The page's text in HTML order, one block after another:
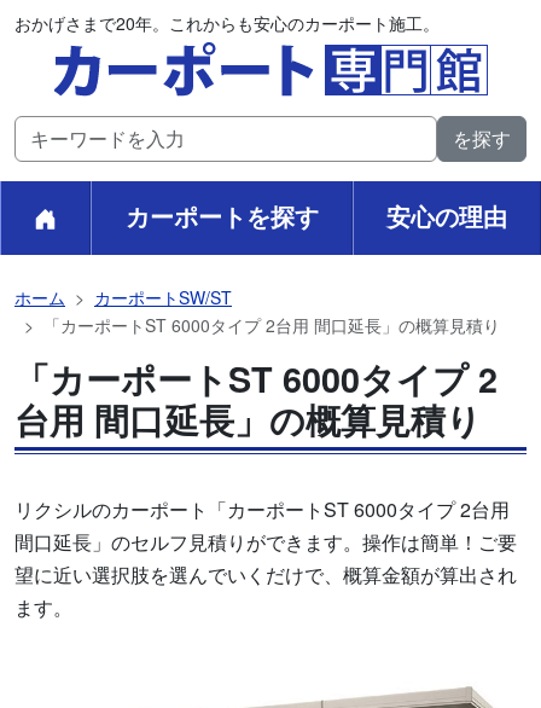
おかげさまで20年。これからも安心のカーポート施工。
カーポートを探す 安心の理由
ホーム
カーポートSW/ST
「カーポートST 6000タイプ 2台用 間口延長」の概算見積り
「カーポートST 6000タイプ 2
台用 間口延長」の概算見積り
リクシルのカーポート「カーポートST 6000タイプ 2台用
間口延長」のセルフ見積りができます。操作は簡単！ご要
望に近い選択肢を選んでいくだけで、概算金額が算出され
ます。